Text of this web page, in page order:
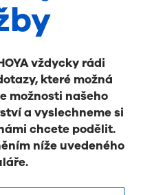
vždycky rádi
které možná
možnosti našeho
a vyslechneme si
chcete podělit.
níže uvedeného